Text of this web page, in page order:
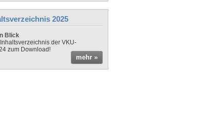
2025
Blick
der VKU-
zum Download!
mehr »